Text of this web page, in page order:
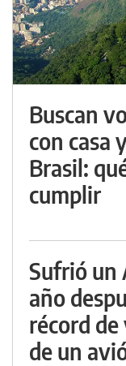
Buscan
con casa
Brasil:
cumplir
Sufrió un
año
récord de
de un